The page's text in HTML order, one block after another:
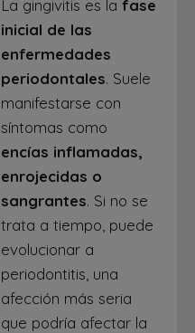
La gingivitis es lafase
inicial de las
enfermedades
periodontales. Suele
manifestarse con
síntomas como
encías inflamadas,
enrojecidas o
sangrantes. Si no se
trata a tiempo, puede
evolucionar a
periodontitis, una
afección más seria
que podría afectar la